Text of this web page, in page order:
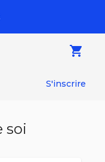
local_grocery_store
S'inscrire
soi